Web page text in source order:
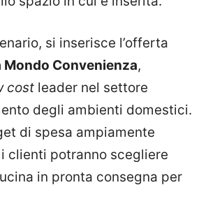
si inserisce l’offerta
Convenienza,
cost leader nel settore
degli ambienti domestici.
di spesa ampiamente
clienti potranno scegliere
in pronta consegna per